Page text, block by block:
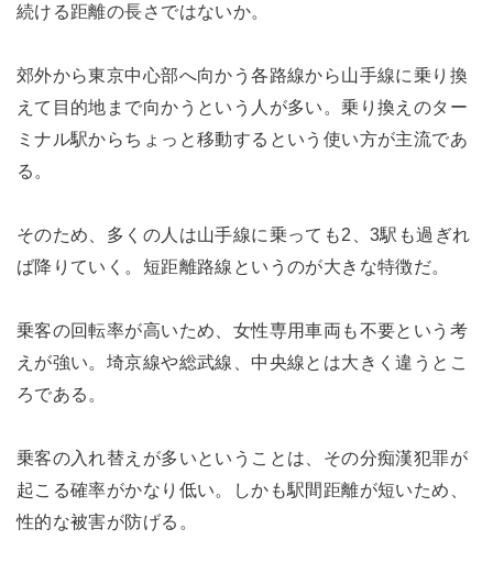
続ける距離の長さではないか。
郊外から東京中心部へ向かう各路線から山手線に乗り換
えて目的地まで向かうという人が多い。乗り換えのター
ミナル駅からちょっと移動するという使い方が主流であ
る。
そのため、多くの人は山手線に乗っても2、3駅も過ぎれ
ば降りていく。短距離路線というのが大きな特徴だ。
乗客の回転率が高いため、女性専用車両も不要という考
えが強い。埼京線や総武線、中央線とは大きく違うとこ
ろである。
乗客の入れ替えが多いということは、その分痴漢犯罪が
起こる確率がかなり低い。しかも駅間距離が短いため、
性的な被害が防げる。